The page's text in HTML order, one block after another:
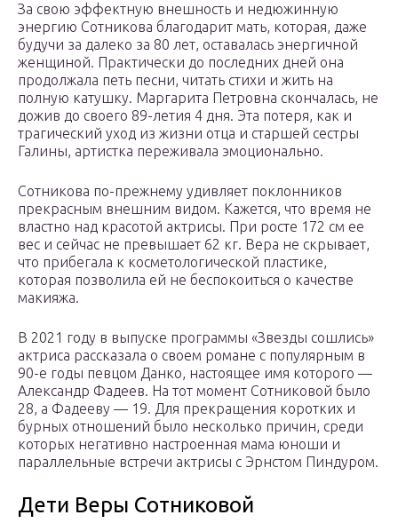
За свою эффектную внешность и недюжинную
энергию Сотникова благодарит мать, которая, даже
будучи за далеко за 80 лет, оставалась энергичной
женщиной. Практически до последних дней она
продолжала петь песни, читать стихи и жить на
полную катушку. Маргарита Петровна скончалась, не
дожив до своего 89-летия 4 дня. Эта потеря, как и
трагический уход из жизни отца и старшей сестры
Галины, артистка переживала эмоционально.
Сотникова по-прежнему удивляет поклонников
прекрасным внешним видом. Кажется, что время не
властно над красотой актрисы. При росте 172 см ее
вес и сейчас не превышает 62 кг. Вера не скрывает,
что прибегала к косметологической пластике,
которая позволила ей не беспокоиться о качестве
макияжа.
В 2021 году в выпуске программы «Звезды сошлись»
актриса рассказала о своем романе с популярным в
90-е годы певцом Данко, настоящее имя которого —
Александр Фадеев. На тот момент Сотниковой было
28, а Фадееву — 19. Для прекращения коротких и
бурных отношений было несколько причин, среди
которых негативно настроенная мама юноши и
параллельные встречи актрисы с Эрнстом Пиндуром.
Дети Веры Сотниковой